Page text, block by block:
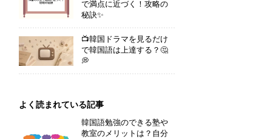
で満点に近づく！攻略の
秘訣✨
📺韓国ドラマを見るだけ
で韓国語は上達する？🤔
💭
よく読まれている記事
韓国語勉強のできる塾や
教室のメリットは？自分